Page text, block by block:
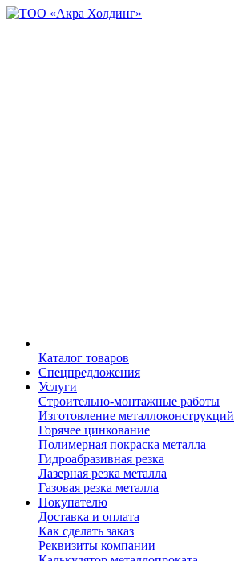
Каталог товаров
Спецпредложения
Услуги
Строительно-монтажные работы
Изготовление металлоконструкций
Горячее цинкование
Полимерная покраска металла
Гидроабразивная резка
Лазерная резка металла
Газовая резка металла
Покупателю
Доставка и оплата
Как сделать заказ
Реквизиты компании